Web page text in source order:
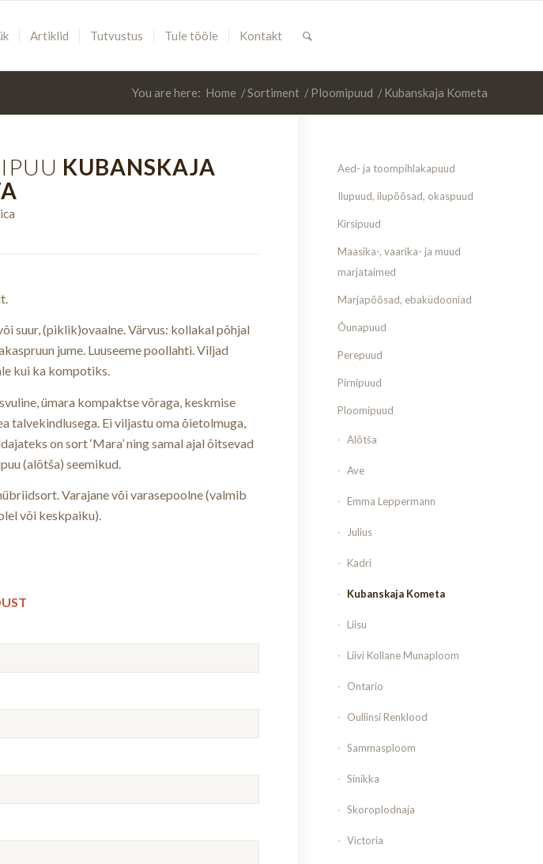
Artiklid Tutvustus Tule tööle Kontakt
You are here: Home /Sortiment / Ploomipuud / Kubanskaja Kometa
KUBANSKAJA
suur, (piklik)ovaalne. Värvus: kollakal põhjal
jume. Luuseeme poollahti. Viljad
kui ka kompotiks.
ümara kompaktse võraga, keskmise
talvekindlusega. Ei viljastu oma õietolmuga,
on sort ‘Mara’ ning samal ajal õitsevad
(alõtša) seemikud.
Varajane või varasepoolne (valmib
või keskpaiku).
Aed- ja toompihlakapuud
Ilupuud, ilupõõsad, okaspuud
Kirsipuud
Maasika-, vaarika- ja muud
marjataimed
Marjapõõsad, ebaküdooniad
Õunapuud
Perepuud
Pirnipuud
Ploomipuud
Alõtša
Ave
Emma Leppermann
Julius
Kadri
Kubanskaja Kometa
Liisu
Liivi Kollane Munaploom
Ontario
Oullinsi Renklood
Sammasploom
Sinikka
Skoroplodnaja
Victoria